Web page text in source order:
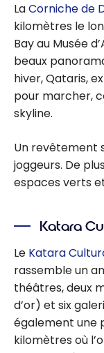
LaCorniche de
kilomètres le
Bay au Musée
beaux
hiver, Qataris,
pour marcher,
skyline.
Un revêtement
joggeurs. De
espaces verts
Katara
Le Katara
rassemble un
théâtres, deux
d’or) et six
également une
kilomètres où